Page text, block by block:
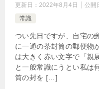
更新日： 2022年8月4日 公開
常識
つい先日ですが、自宅の
に一通の茶封筒の郵便物
は大きく赤い文字で「親
と一般常識にうとい私は
筒の封を […]